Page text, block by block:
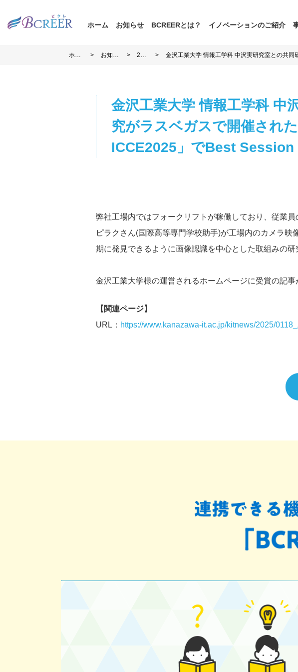
ホーム お知らせ BCREERとは？ イノベーションのご紹介
ホー
>
お知ら
>
202
>
金沢工業大学 情報工学科 中沢実研究室との共
金沢工業大学 情報工学科 中
究がラスベガスで開催され
ICCE2025」でBest
弊社工場内ではフォークリフトが稼働しており、従業
ピラクさん(国際高等専門学校助手)が工場内のカメラ
期に発見できるように画像認識を中心とした取組みの研
金沢工業大学様の運営されるホームページに受賞の記事
【関連ページ】
URL： https://www.kanazawa-it.ac.jp/kitnews/2025/